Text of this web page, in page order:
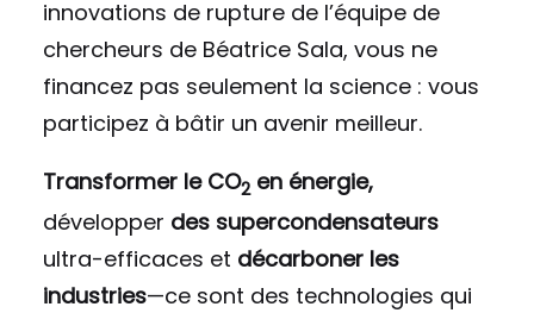
innovations de rupture de l’équipe de
chercheurs de Béatrice Sala, vous ne
financez pas seulement la science : vous
participez à bâtir un avenir meilleur.
Transformer le CO2 en énergie,
développer des supercondensateurs
ultra-efficaces et décarboner les
industries—ce sont des technologies qui